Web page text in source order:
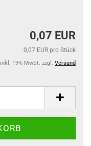
0,07 EUR
0,07 EUR pro Stück
inkl. 19% MwSt. zzgl. Versand